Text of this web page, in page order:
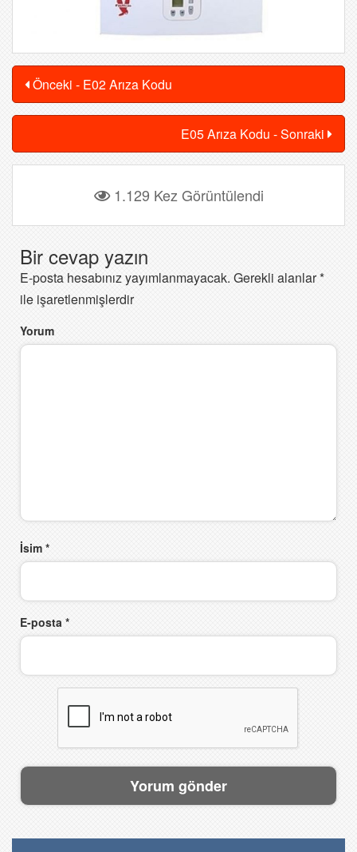
Önceki - E02 Arıza Kodu
E05 Arıza Kodu - Sonraki
1.129 Kez Görüntülendi
Bir cevap yazın
E-posta hesabınız yayımlanmayacak. Gerekli alanlar*
ile işaretlenmişlerdir
Yorum
İsim *
E-posta *